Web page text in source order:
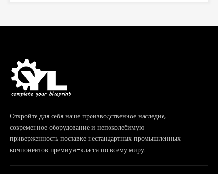
Откройте для себя наше производственное наследие,
современное оборудование и непоколебимую
приверженность поставке нестандартных промышленных
компонентов премиум-класса по всему миру.